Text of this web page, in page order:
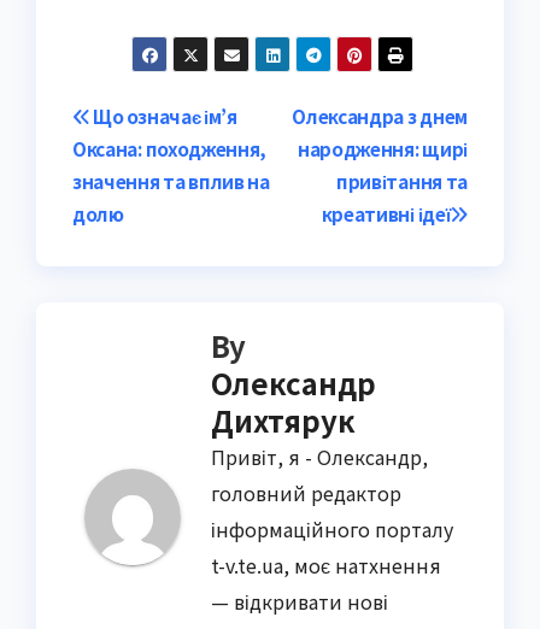
Post
navigation
Олександра з днем
народження: щирі
привітання та
креативні ідеї
Що означає ім’я
Оксана: походження,
значення та вплив на
долю
By
Олександр
Дихтярук
Привіт, я - Олександр,
головний редактор
інформаційного порталу
t-v.te.ua, моє натхнення
— відкривати нові